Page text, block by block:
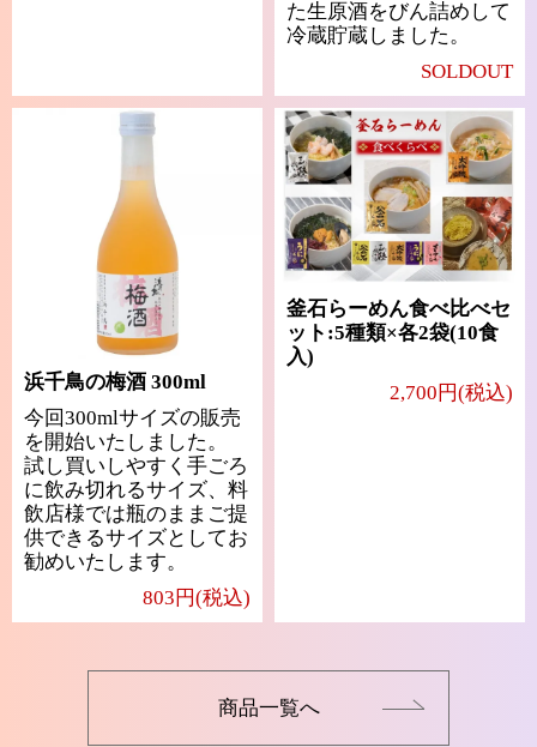
た生原酒をびん詰めして
冷蔵貯蔵しました。
SOLDOUT
浜千鳥の梅酒 300ml
今回300mlサイズの販売
を開始いたしました。
試し買いしやすく手ごろ
に飲み切れるサイズ、料
飲店様では瓶のままご提
供できるサイズとしてお
勧めいたします。
803円(税込)
釜石らーめん食べ比べセ
ット:5種類×各2袋(10食
入)
2,700円(税込)
商品一覧へ